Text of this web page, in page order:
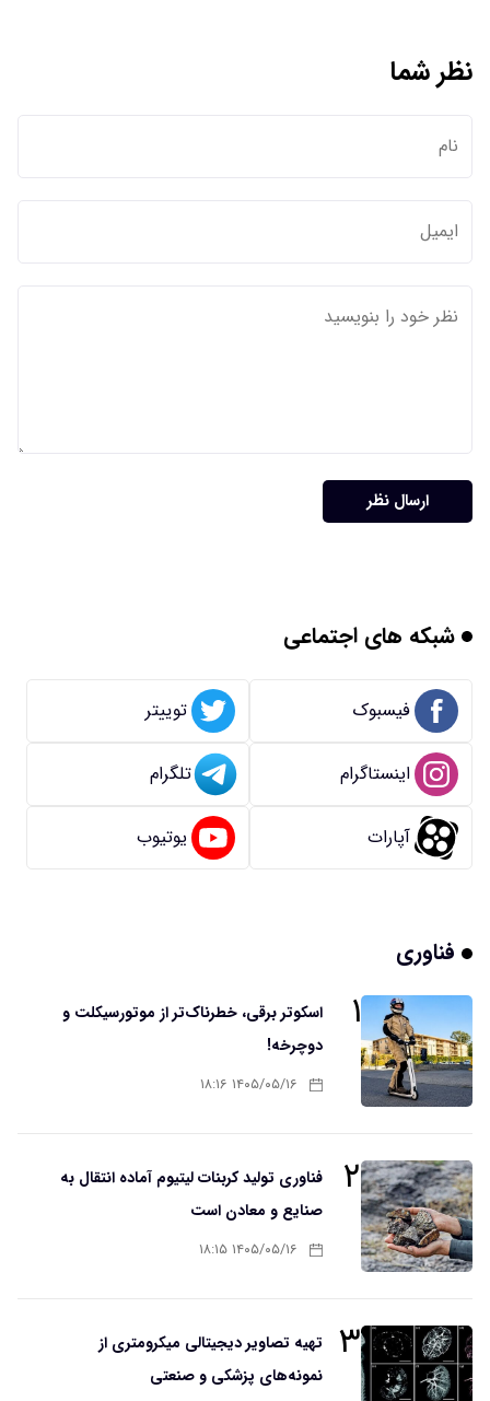
نظر شما
ارسال نظر
شبکه های اجتماعی
فیسبوک توییتر
اینستاگرام تلگرام
آپارات یوتیوب
فناوری
۱
اسکوتر برقی، خطرناک‌تر از موتورسیکلت و
دوچرخه!
۱۴۰۵/۰۵/۱۶ ۱۸:۱۶
۲
فناوری تولید کربنات لیتیوم آماده انتقال به
صنایع و معادن است
۱۴۰۵/۰۵/۱۶ ۱۸:۱۵
۳
تهیه تصاویر دیجیتالی میکرومتری از
نمونه‌های پزشکی و صنعتی